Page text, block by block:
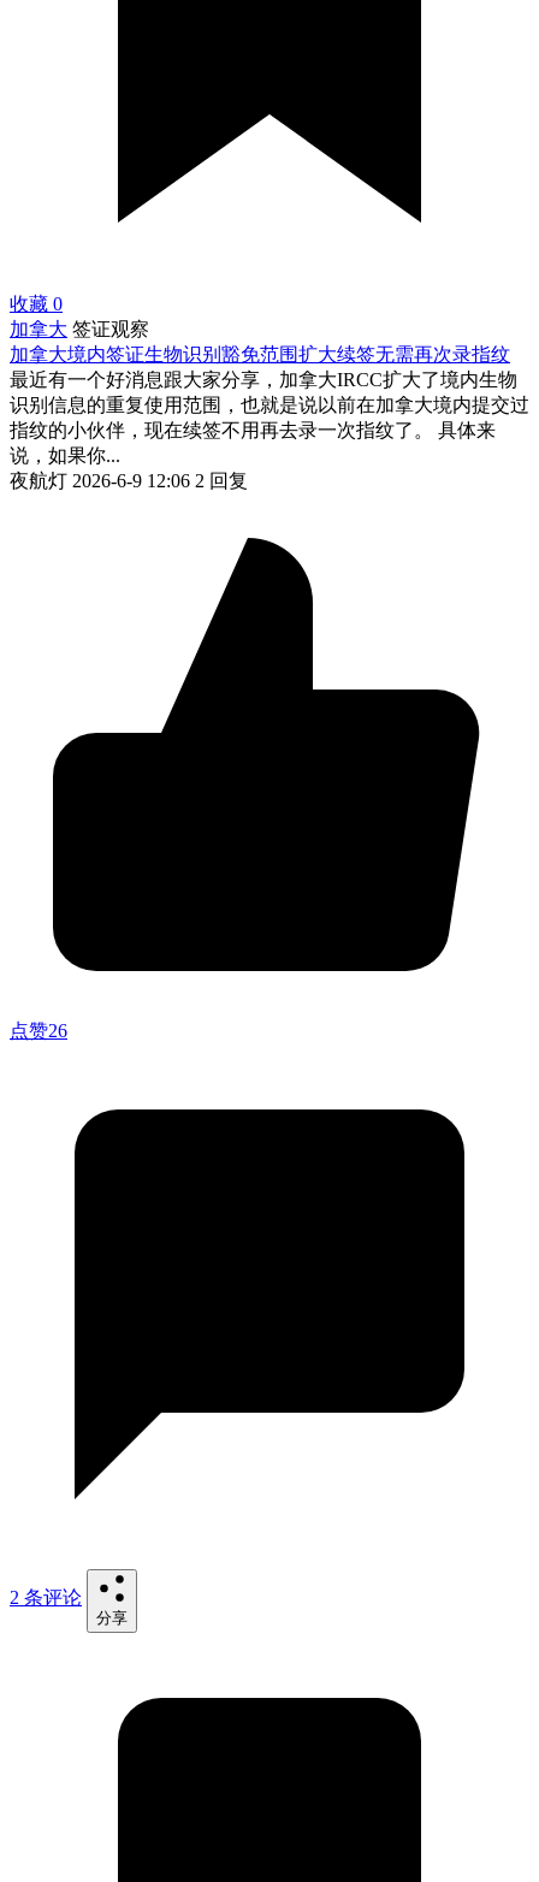
收藏 0
加拿大 签证观察
加拿大境内签证生物识别豁免范围扩大续签无需再次录指纹
最近有一个好消息跟大家分享，加拿大IRCC扩大了境内生物
识别信息的重复使用范围，也就是说以前在加拿大境内提交过
指纹的小伙伴，现在续签不用再去录一次指纹了。 具体来
说，如果你...
夜航灯 2026-6-9 12:06 2 回复
点赞26
2 条评论
分享